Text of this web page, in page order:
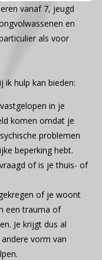
vanaf 7, jeugd
en
als voor
ik hulp kan bieden:
in je
komen omdat je
problemen
beperking hebt.
of is je thuis- of
of je woont
een trauma of
Je krijgt dus al
vorm van